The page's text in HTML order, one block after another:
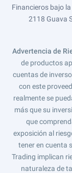
Financieros bajo
2118 Guava
Advertencia de
de productos
cuentas de
con este
realmente se
más que su
que
exposición al
tener en cuenta
Trading implican
naturaleza de